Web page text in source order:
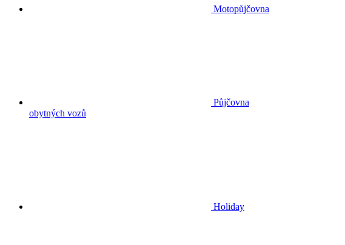
Motopůjčovna
Půjčovna
obytných vozů
Holiday